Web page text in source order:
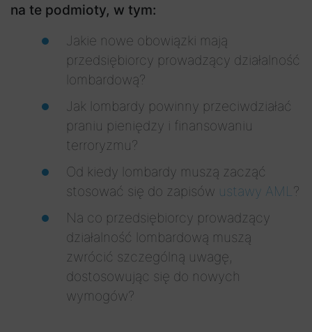
na te podmioty, w tym:
Jakie nowe obowiązki mają
przedsiębiorcy prowadzący działalność
lombardową?
Jak lombardy powinny przeciwdziałać
praniu pieniędzy i finansowaniu
terroryzmu?
Od kiedy lombardy muszą zacząć
stosować się do zapisów ustawy AML?
Na co przedsiębiorcy prowadzący
działalność lombardową muszą
zwrócić szczególną uwagę,
dostosowując się do nowych
wymogów?